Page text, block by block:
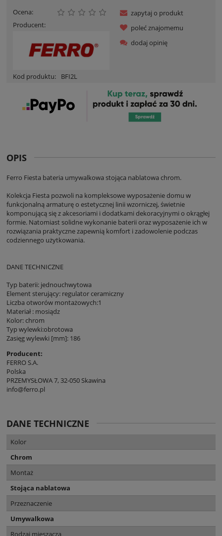
Ocena:
Producent:
Kod produktu: BFI2L
zapytaj o produkt
poleć znajomemu
dodaj opinię
OPIS
Ferro Fiesta bateria umywalkowa stojąca nablatowa chrom.
Kolekcja Fiesta pozwoli na kompleksowe wyposażenie domu w
funkcjonalną armaturę o estetycznej linii wzorniczej, świetnie
komponującą się z akcesoriami i dodatkami dekoracyjnymi o okrągłej
formie. Natomiast solidne wykonanie baterii oraz wyposażenie ich w
rozwiązania praktyczne zapewnią komfort i zadowolenie podczas
codziennego użytkowania.
DANE TECHNICZNE
Typ baterii: jednouchwytowa
Element sterujący: regulator ceramiczny
Liczba otworów montażowych:1
Materiał : mosiądz
Kolor: chrom
Typ wylewki:obrotowa
Zasięg wylewki [mm]: 186
Producent:
FERRO S.A.
Polska
PRZEMYSŁOWA 7, 32-050 Skawina
info@ferro.pl
DANE TECHNICZNE
Kolor
Chrom
Montaż
Stojąca nablatowa
Przeznaczenie
Umywalkowa
Rodzaj mieszacza